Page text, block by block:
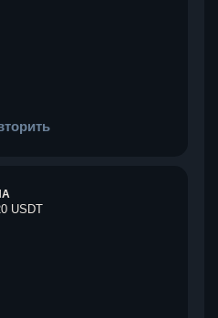
USDT